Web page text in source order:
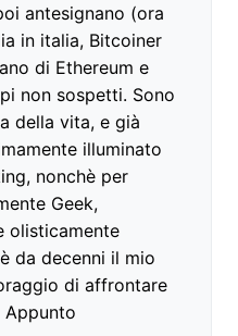
antesignano (ora
in italia, Bitcoiner
di Ethereum e
non sospetti. Sono
della vita, e già
illuminato
nonchè per
Geek,
olisticamente
da decenni il mio
di affrontare
Appunto